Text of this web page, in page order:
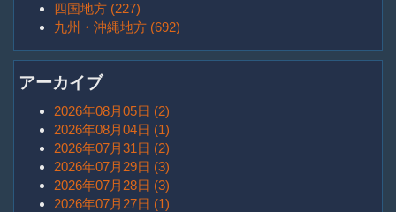
四国地方 (227)
九州・沖縄地方 (692)
アーカイブ
2026年08月05日 (2)
2026年08月04日 (1)
2026年07月31日 (2)
2026年07月29日 (3)
2026年07月28日 (3)
2026年07月27日 (1)